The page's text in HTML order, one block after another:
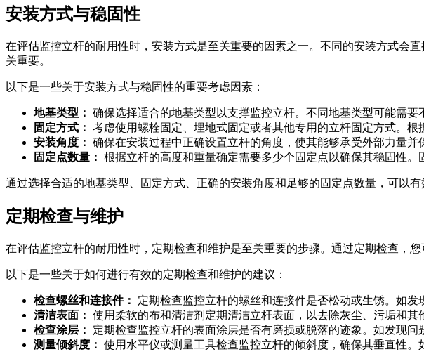
安装方式与稳固性
在评估监控立杆的耐用性时，安装方式是至关重要的因素之一。不同的安装方式会
关重要。
以下是一些关于安装方式与稳固性的重要考虑因素：
地基类型： 确保选择适合的地基类型以支撑监控立杆。不同地基类型可能需要
固定方式： 考虑使用螺栓固定、埋地式固定或者其他专用的立杆固定方式。
安装角度： 确保在安装过程中正确设置立杆的角度，使其能够承受外部力量
固定点数量： 根据立杆的高度和重量确定需要多少个固定点以确保其稳固性
通过选择合适的地基类型、固定方式、正确的安装角度和足够的固定点数量，可以
定期检查与维护
在评估监控立杆的耐用性时，定期检查和维护是至关重要的步骤。通过定期检查，
以下是一些关于如何进行有效的定期检查和维护的建议：
检查螺丝和连接件：
定期检查监控立杆的螺丝和连接件是否松动或生锈。如发
清洁表面： 使用柔软的布和清洁剂定期清洁立杆表面，以去除灰尘、污垢和其
检查涂层：
定期检查监控立杆的表面涂层是否有磨损或脱落的迹象。如发现问
测量倾斜度： 使用水平仪或测量工具检查监控立杆的倾斜度，确保其垂直性。